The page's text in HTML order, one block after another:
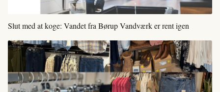
Slut med at koge: Vandet fra Børup Vandværk er rent igen